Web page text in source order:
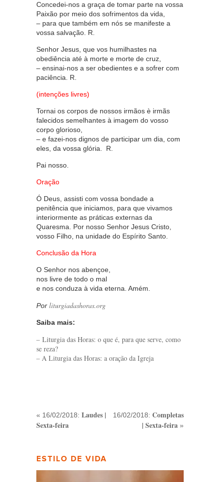
Concedei-nos a graça de tomar parte na vossa
Paixão por meio dos sofrimentos da vida,
– para que também em nós se manifeste a
vossa salvação. R.
Senhor Jesus, que vos humilhastes na
obediência até à morte e morte de cruz,
– ensinai-nos a ser obedientes e a sofrer com
paciência. R.
(intenções livres)
Tornai os corpos de nossos irmãos è irmãs
falecidos seme­lhantes à imagem do vosso
corpo glorioso,
– e fazei-nos dignos de participar um dia, com
eles, da vossa glória. R.
Pai nosso.
Oração
Ó Deus, assisti com vossa bondade a
penitência que iniciamos, para que vivamos
interiormente as práticas externas da
Quaresma. Por nosso Senhor Jesus Cristo,
vosso Filho, na unidade do Espírito Santo.
Conclusão da Hora
O Senhor nos abençoe,
nos livre de todo o mal
e nos conduza à vida eterna. Amém.
Por liturgiadashoras.org
Saiba mais:
– Liturgia das Horas: o que é, para que serve, como
se reza?
– A Liturgia das Horas: a oração da Igreja
« 16/02/2018: Laudes |
Sexta-feira
16/02/2018: Completas
| Sexta-feira »
ESTILO DE VIDA